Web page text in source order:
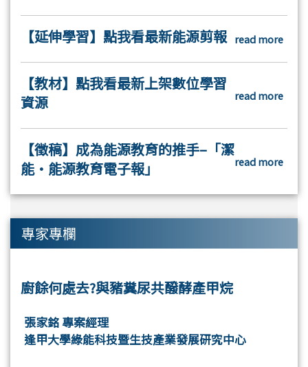
【延伸學習】點我看最新能源剪報 read more
【教材】點我看最新上架數位學習
資源
read more
【徵稿】成為能源教育的推手–「潔
能•能源教育電子報」
read more
專家專欄
廚餘何處去?與豬糞尿共醱酵產甲烷
張家銘 專案經理
逢甲大學綠能科技暨生技產業發展研究中心